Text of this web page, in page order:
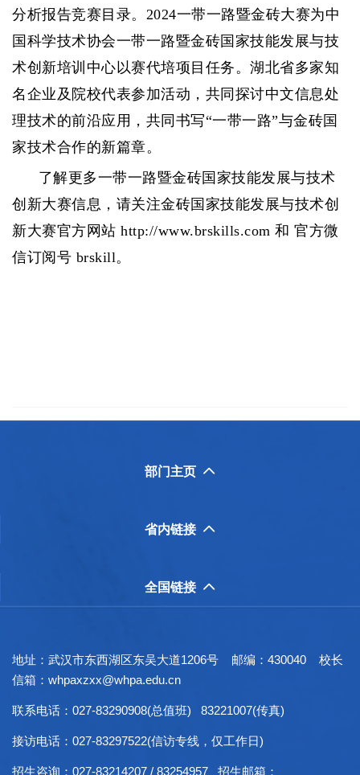
分析报告竞赛目录。2024一带一路暨金砖大赛为中
国科学技术协会一带一路暨金砖国家技能发展与技
术创新培训中心以赛代培项目任务。湖北省多家知
名企业及院校代表参加活动，共同探讨中文信息处
理技术的前沿应用，共同书写“一带一路”与金砖国
家技术合作的新篇章。
了解更多一带一路暨金砖国家技能发展与技术
创新大赛信息，请关注金砖国家技能发展与技术创
新大赛官方网站 http://www.brskills.com 和 官方微
信订阅号 brskill。
部门主页 
省内链接 
全国链接 
地址：武汉市东西湖区东吴大道1206号 邮编：430040 校长
信箱：whpaxzxx@whpa.edu.cn
联系电话：027-83290908(总值班) 83221007(传真)
接访电话：027-83297522(信访专线，仅工作日)
招生咨询：027-83214207 / 83254957 招生邮箱：